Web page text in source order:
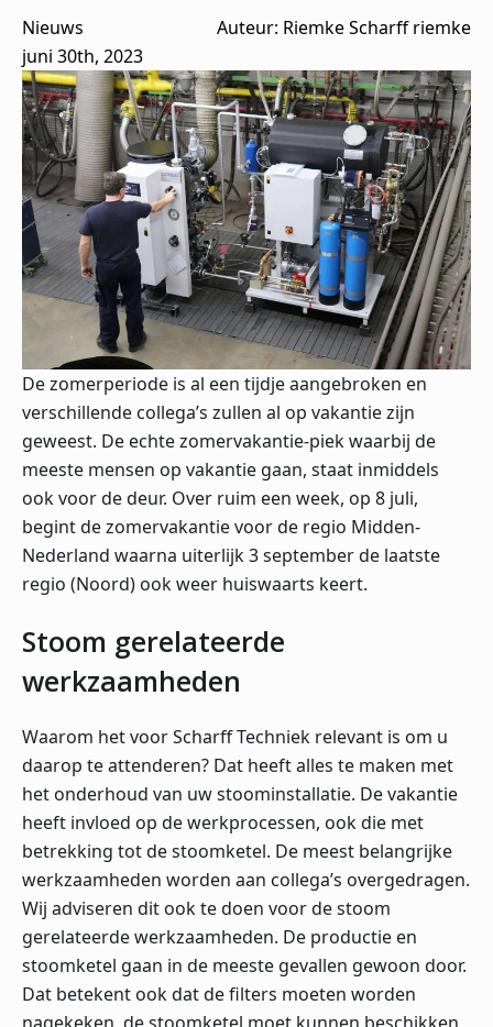
Nieuws
juni 30th, 2023
Auteur: Riemke Scharff riemke
De zomerperiode is al een tijdje aangebroken en
verschillende collega’s zullen al op vakantie zijn
geweest. De echte zomervakantie-piek waarbij de
meeste mensen op vakantie gaan, staat inmiddels
ook voor de deur. Over ruim een week, op 8 juli,
begint de zomervakantie voor de regio Midden-
Nederland waarna uiterlijk 3 september de laatste
regio (Noord) ook weer huiswaarts keert.
Stoom gerelateerde
werkzaamheden
Waarom het voor Scharff Techniek relevant is om u
daarop te attenderen? Dat heeft alles te maken met
het onderhoud van uw stoominstallatie. De vakantie
heeft invloed op de werkprocessen, ook die met
betrekking tot de stoomketel. De meest belangrijke
werkzaamheden worden aan collega’s overgedragen.
Wij adviseren dit ook te doen voor de stoom
gerelateerde werkzaamheden. De productie en
stoomketel gaan in de meeste gevallen gewoon door.
Dat betekent ook dat de filters moeten worden